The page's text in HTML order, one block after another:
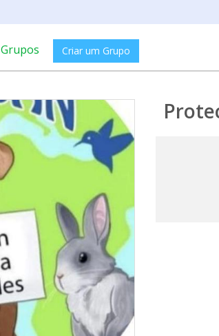
Grupos Criar um Grupo